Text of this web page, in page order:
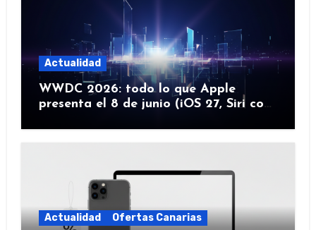
Actualidad
WWDC 2026: todo lo que Apple
presenta el 8 de junio (iOS 27, Siri con
Actualidad Ofertas Canarias